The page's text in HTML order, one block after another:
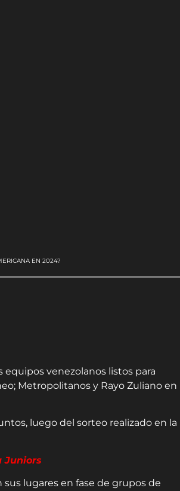
EN 2024?
equipos venezolanos listos para
Metropolitanos y Rayo Zuliano en
luego del sorteo realizado en la
Juniors
sus lugares en fase de grupos de